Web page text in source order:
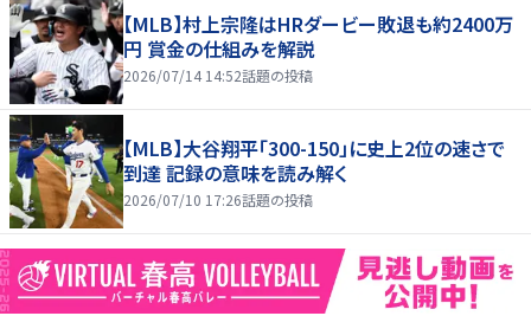
【MLB】村上宗隆はHRダービー敗退も約2400万
円 賞金の仕組みを解説
2026/07/14 14:52話題の投稿
【MLB】大谷翔平「300-150」に史上2位の速さで
到達 記録の意味を読み解く
2026/07/10 17:26話題の投稿